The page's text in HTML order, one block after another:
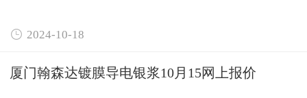
 2024-10-18
厦门翰森达镀膜导电银浆10月15网上报价